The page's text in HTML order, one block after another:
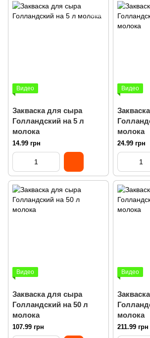
Видео
Закваска для сыра
Голландский на 5 л
молока
14.99 грн
Видео
молока
24.99 грн
Видео
Закваска для сыра
Голландский на 50 л
молока
107.99 грн
Видео
молока
211.99 грн